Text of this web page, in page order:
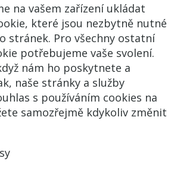
na vašem zařízení ukládat
které jsou nezbytně nutné
stránek. Pro všechny ostatní
potřebujeme vaše svolení.
nám ho poskytnete a
naše stránky a služby
s používáním cookies na
samozřejmě kdykoliv změnit